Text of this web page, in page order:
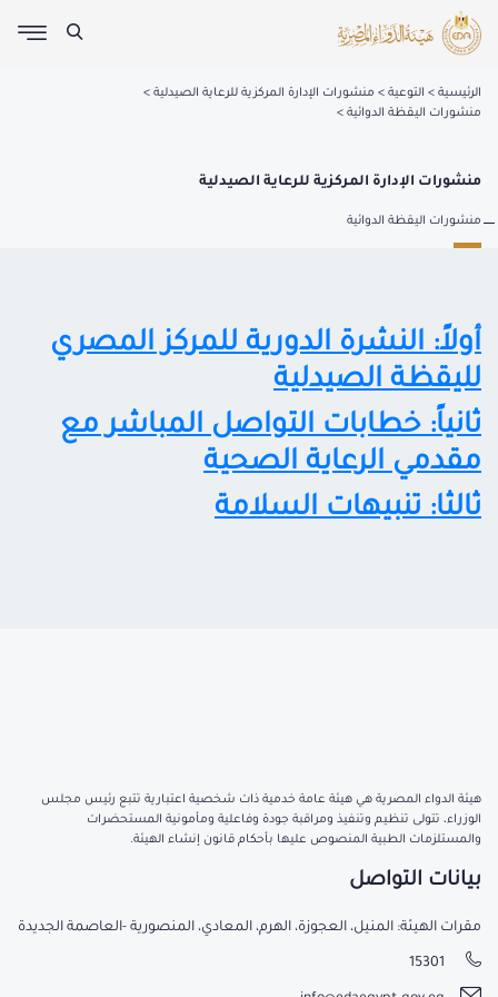
الرئيسية التوعية
منشورات الإدارة المركزية للرعاية الصيدلية
منشورات اليقظة الدوائية
منشورات الإدارة المركزية للرعاية الصيدلية
منشورات اليقظة الدوائية
أولاً: النشرة الدورية للمركز المصري
لليقظة الصيدلية
ثانياً: خطابات التواصل المباشر مع
مقدمي الرعاية الصحية
ثالثا: تنبيهات السلامة
هيئة الدواء المصرية هي هيئة عامة خدمية ذات شخصية اعتبارية تتبع رئيس مجلس
الوزراء، تتولى تنظيم وتنفيذ ومراقبة جودة وفاعلية ومأمونية المستحضرات
والمستلزمات الطبية المنصوص عليها بأحكام قانون إنشاء الهيئة.
بيانات التواصل
مقرات الهيئة: المنيل، العجوزة، الهرم، المعادي، المنصورية -العاصمة الجديدة
15301